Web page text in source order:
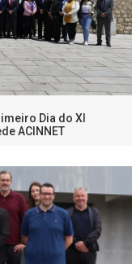
Dia do XI
ACINNET